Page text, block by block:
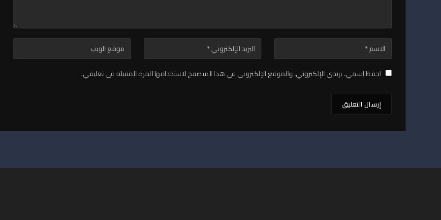
احفظ اسمي، بريدي الإلكتروني، والموقع الإلكتروني في هذا المتصفح لاستخدامها المرة المقبلة في تعليقي.